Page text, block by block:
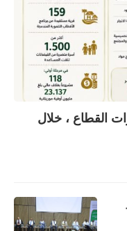
القطاع ، خلال